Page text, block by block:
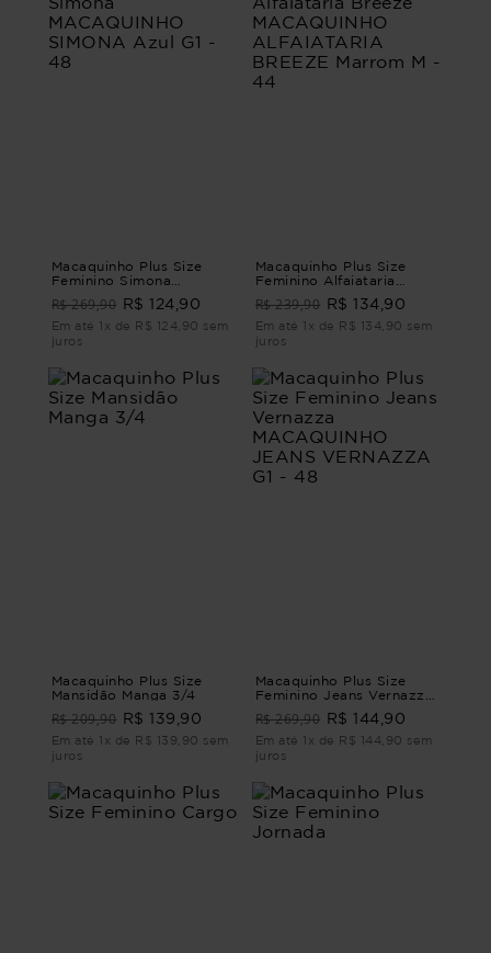
Macaquinho Plus Size
Feminino Simona
MACAQUINHO SIMONA
Azul G1 - 48
R$ 269,90 R$ 124,90
Em até 1x de R$ 124,90 sem
juros
Macaquinho Plus Size
Feminino Alfaiataria
Breeze MACAQUINHO
ALFAIATARIA BREEZE
Marrom M - 44
R$ 239,90 R$ 134,90
Em até 1x de R$ 134,90 sem
juros
Macaquinho Plus Size
Mansidão Manga 3/4
R$ 209,90 R$ 139,90
Em até 1x de R$ 139,90 sem
juros
Macaquinho Plus Size
Feminino Jeans Vernazza
MACAQUINHO JEANS
VERNAZZA G1 - 48
R$ 269,90 R$ 144,90
Em até 1x de R$ 144,90 sem
juros